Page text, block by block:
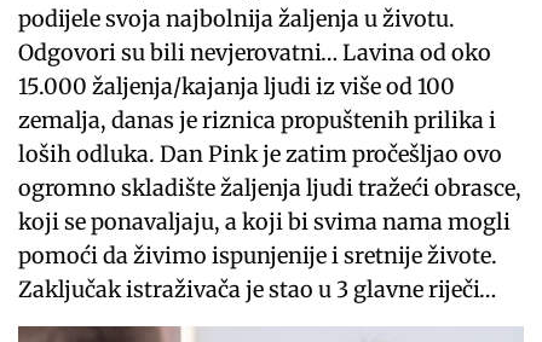
podijele svoja najbolnija žaljenja u životu.
Odgovori su bili nevjerovatni… Lavina od oko
15.000 žaljenja/kajanja ljudi iz više od 100
zemalja, danas je riznica propuštenih prilika i
loših odluka. Dan Pink je zatim pročešljao ovo
ogromno skladište žaljenja ljudi tražeći obrasce,
koji se ponavaljaju, a koji bi svima nama mogli
pomoći da živimo ispunjenije i sretnije živote.
Zaključak istraživača je stao u 3 glavne riječi…